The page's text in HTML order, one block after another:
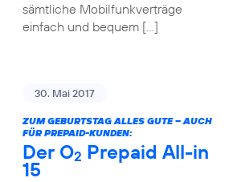
sämtliche Mobilfunkverträge
einfach und bequem […]
30. Mai 2017
ZUM GEBURTSTAG ALLES GUTE – AUCH
FÜR PREPAID-KUNDEN:
Der O2 Prepaid All-in
15